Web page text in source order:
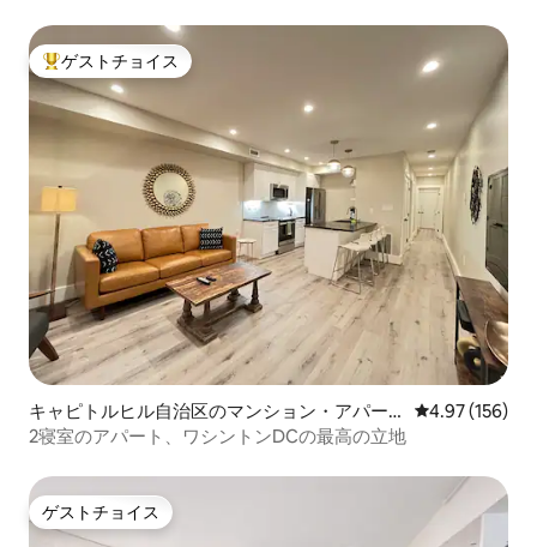
大好評のゲストチョイスです。
ゲストチョイス
キャピトルヒル自治区のマンション・アパー
ト
レビュー156
4.97 (156)
2寝室のアパート、ワシントンDCの最高の立地
ゲストチョイス
ゲストチョイス